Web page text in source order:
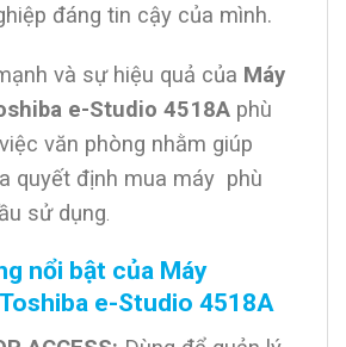
đáng tin cậy của mình.
và sự hiệu quả của Máy
e-Studio 4518A phù
văn phòng nhằm giúp
quyết định mua máy phù
sử dụng
nổi bật của Máy
e-Studio 4518A